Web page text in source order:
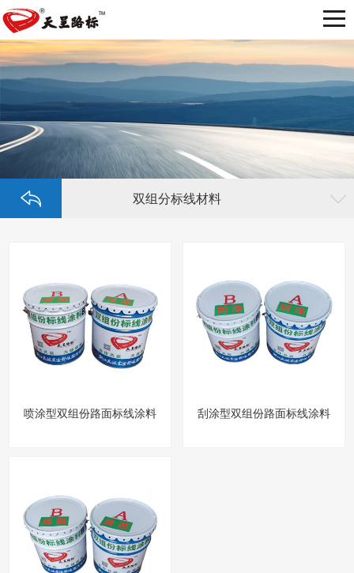
双组分标线材料
喷涂型双组份路面标线涂料 刮涂型双组份路面标线涂料